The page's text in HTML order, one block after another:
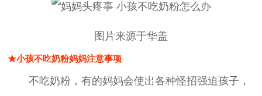
图片来源于华盖
★小孩不吃奶粉妈妈注意事项
不吃奶粉，有的妈妈会使出各种怪招强迫孩子，